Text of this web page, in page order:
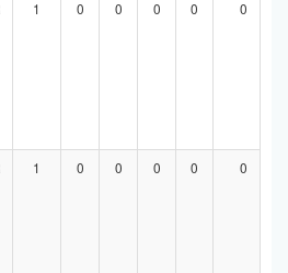
1 0 0 0 0 0
1 0 0 0 0 0